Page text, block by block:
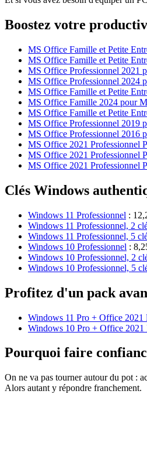
Boostez votre
MS Office Famille et Petite
MS Office Famille et Petite
MS Office Professionnel 2021
MS Office Professionnel 2024
MS Office Famille et Petite
MS Office Famille 2024 pour
MS Office Famille et Petite
MS Office Professionnel 2019
MS Office Professionnel 2016
MS Office 2021 Professionnel
MS Office 2021 Professionnel
MS Office 2021 Professionnel
Clés Windows
Windows 11 Professionnel :
Windows 11 Professionnel, 2
Windows 11 Professionnel, 5
Windows 10 Professionnel :
Windows 10 Professionnel, 2
Windows 10 Professionnel, 5
Profitez d'un pack
Windows 11 Pro + Office 2021
Windows 10 Pro + Office 2021
Pourquoi faire
On ne va pas tourner autour du pot :
Alors autant y répondre franchement.